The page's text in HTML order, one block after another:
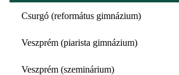
Csurgó (református gimnázium)
Veszprém (piarista gimnázium)
Veszprém (szeminárium)